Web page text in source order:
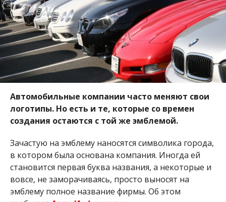
Автомобильные компании часто меняют свои
логотипы. Но есть и те, которые со времен
создания остаются с той же эмблемой.
Зачастую на эмблему наносятся символика города,
в котором была основана компания. Иногда ей
становится первая буква названия, а некоторые и
вовсе, не заморачиваясь, просто выносят на
эмблему полное название фирмы. Об этом